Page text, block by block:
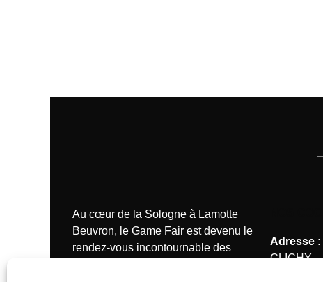
Au cœur de la Sologne à Lamotte
Beuvron, le Game Fair est devenu le
rendez-vous incontournable des
Adresse :
CLICHY